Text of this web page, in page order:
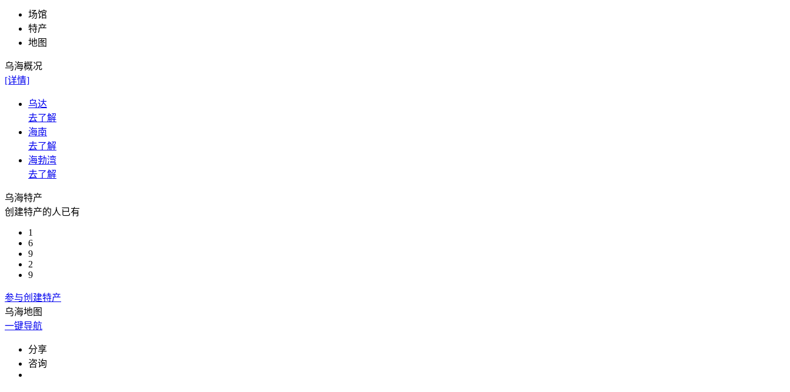
场馆
特产
地图
乌海概况
[详情]
乌达
去了解
海南
去了解
海勃湾
去了解
乌海特产
创建特产的人已有
1
6
9
2
9
参与创建特产
乌海地图
一键导航
分享
咨询